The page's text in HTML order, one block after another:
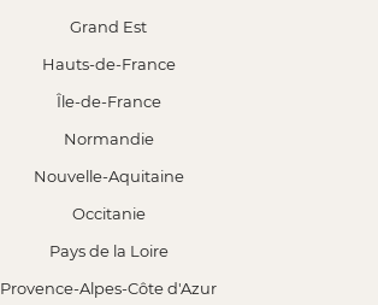
Grand Est
Hauts-de-France
Île-de-France
Normandie
Nouvelle-Aquitaine
Occitanie
Pays de la Loire
Provence-Alpes-Côte d'Azur